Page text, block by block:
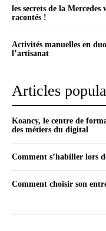
les secrets de la
racontés !
Activités manuelles en
l’artisanat
Articles
Koancy, le centre de
des métiers du digital
Comment s’habiller lors
Comment choisir son